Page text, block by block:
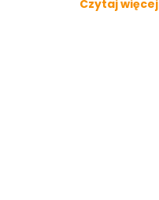
Czytaj więcej